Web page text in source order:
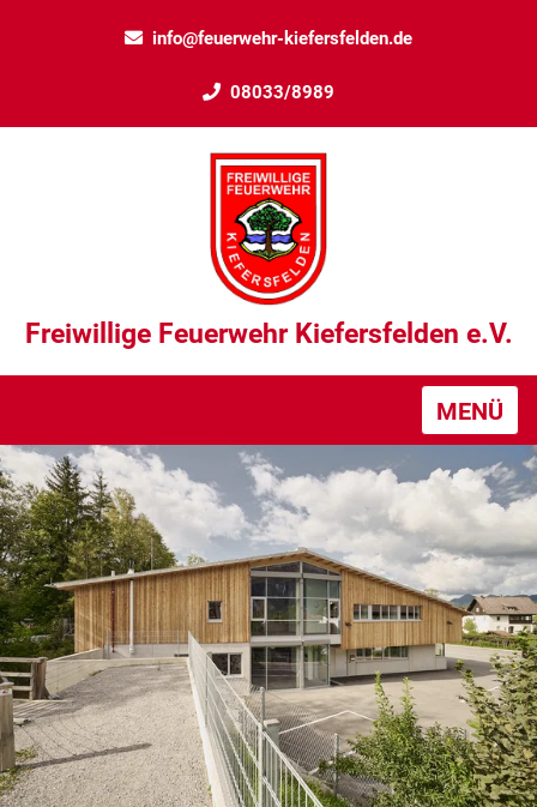
info@feuerwehr-kiefersfelden.de
08033/8989
Freiwillige Feuerwehr Kiefersfelden e.V.
MENÜ